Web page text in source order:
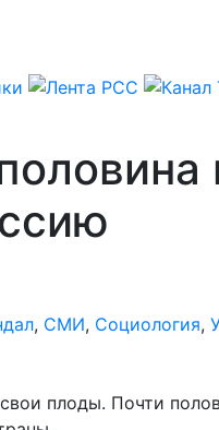
, СМИ, Социология,
плоды. Почти